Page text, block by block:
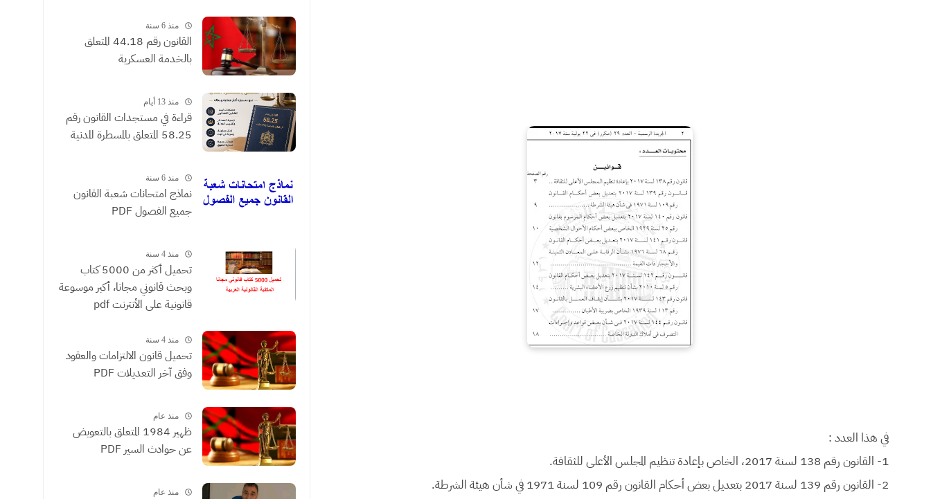
في هذا العدد :
1- القانون رقم 138 لسنة 2017، الخاص بإعادة تنظيم المجلس الأعلى للثقافة.
2- القانون رقم 139 لسنة 2017 بتعديل بعض أحكام القانون رقم 109 لسنة 1971 في شأن هيئة الشرطة.
الموثقون
منذ 6 سنة
القانون رقم 44.18 المتعلق
بالخدمة العسكرية
منذ 13 أيام
​قراءة في مستجدات القانون رقم
58.25 المتعلق بالمسطرة المدنية
منذ 6 سنة
نماذج امتحانات شعبة القانون
جميع الفصول PDF
منذ 4 سنة
تحميل أكثر من 5000 كتاب
وبحث قانوني مجانا، أكبر موسوعة
قانونية على الأنترنت pdf
منذ 4 سنة
تحميل قانون الالتزامات والعقود
وفق آخر التعديلات PDF
منذ عام
ظهير 1984 المتعلق بالتعويض
عن حوادث السير PDF
منذ عام